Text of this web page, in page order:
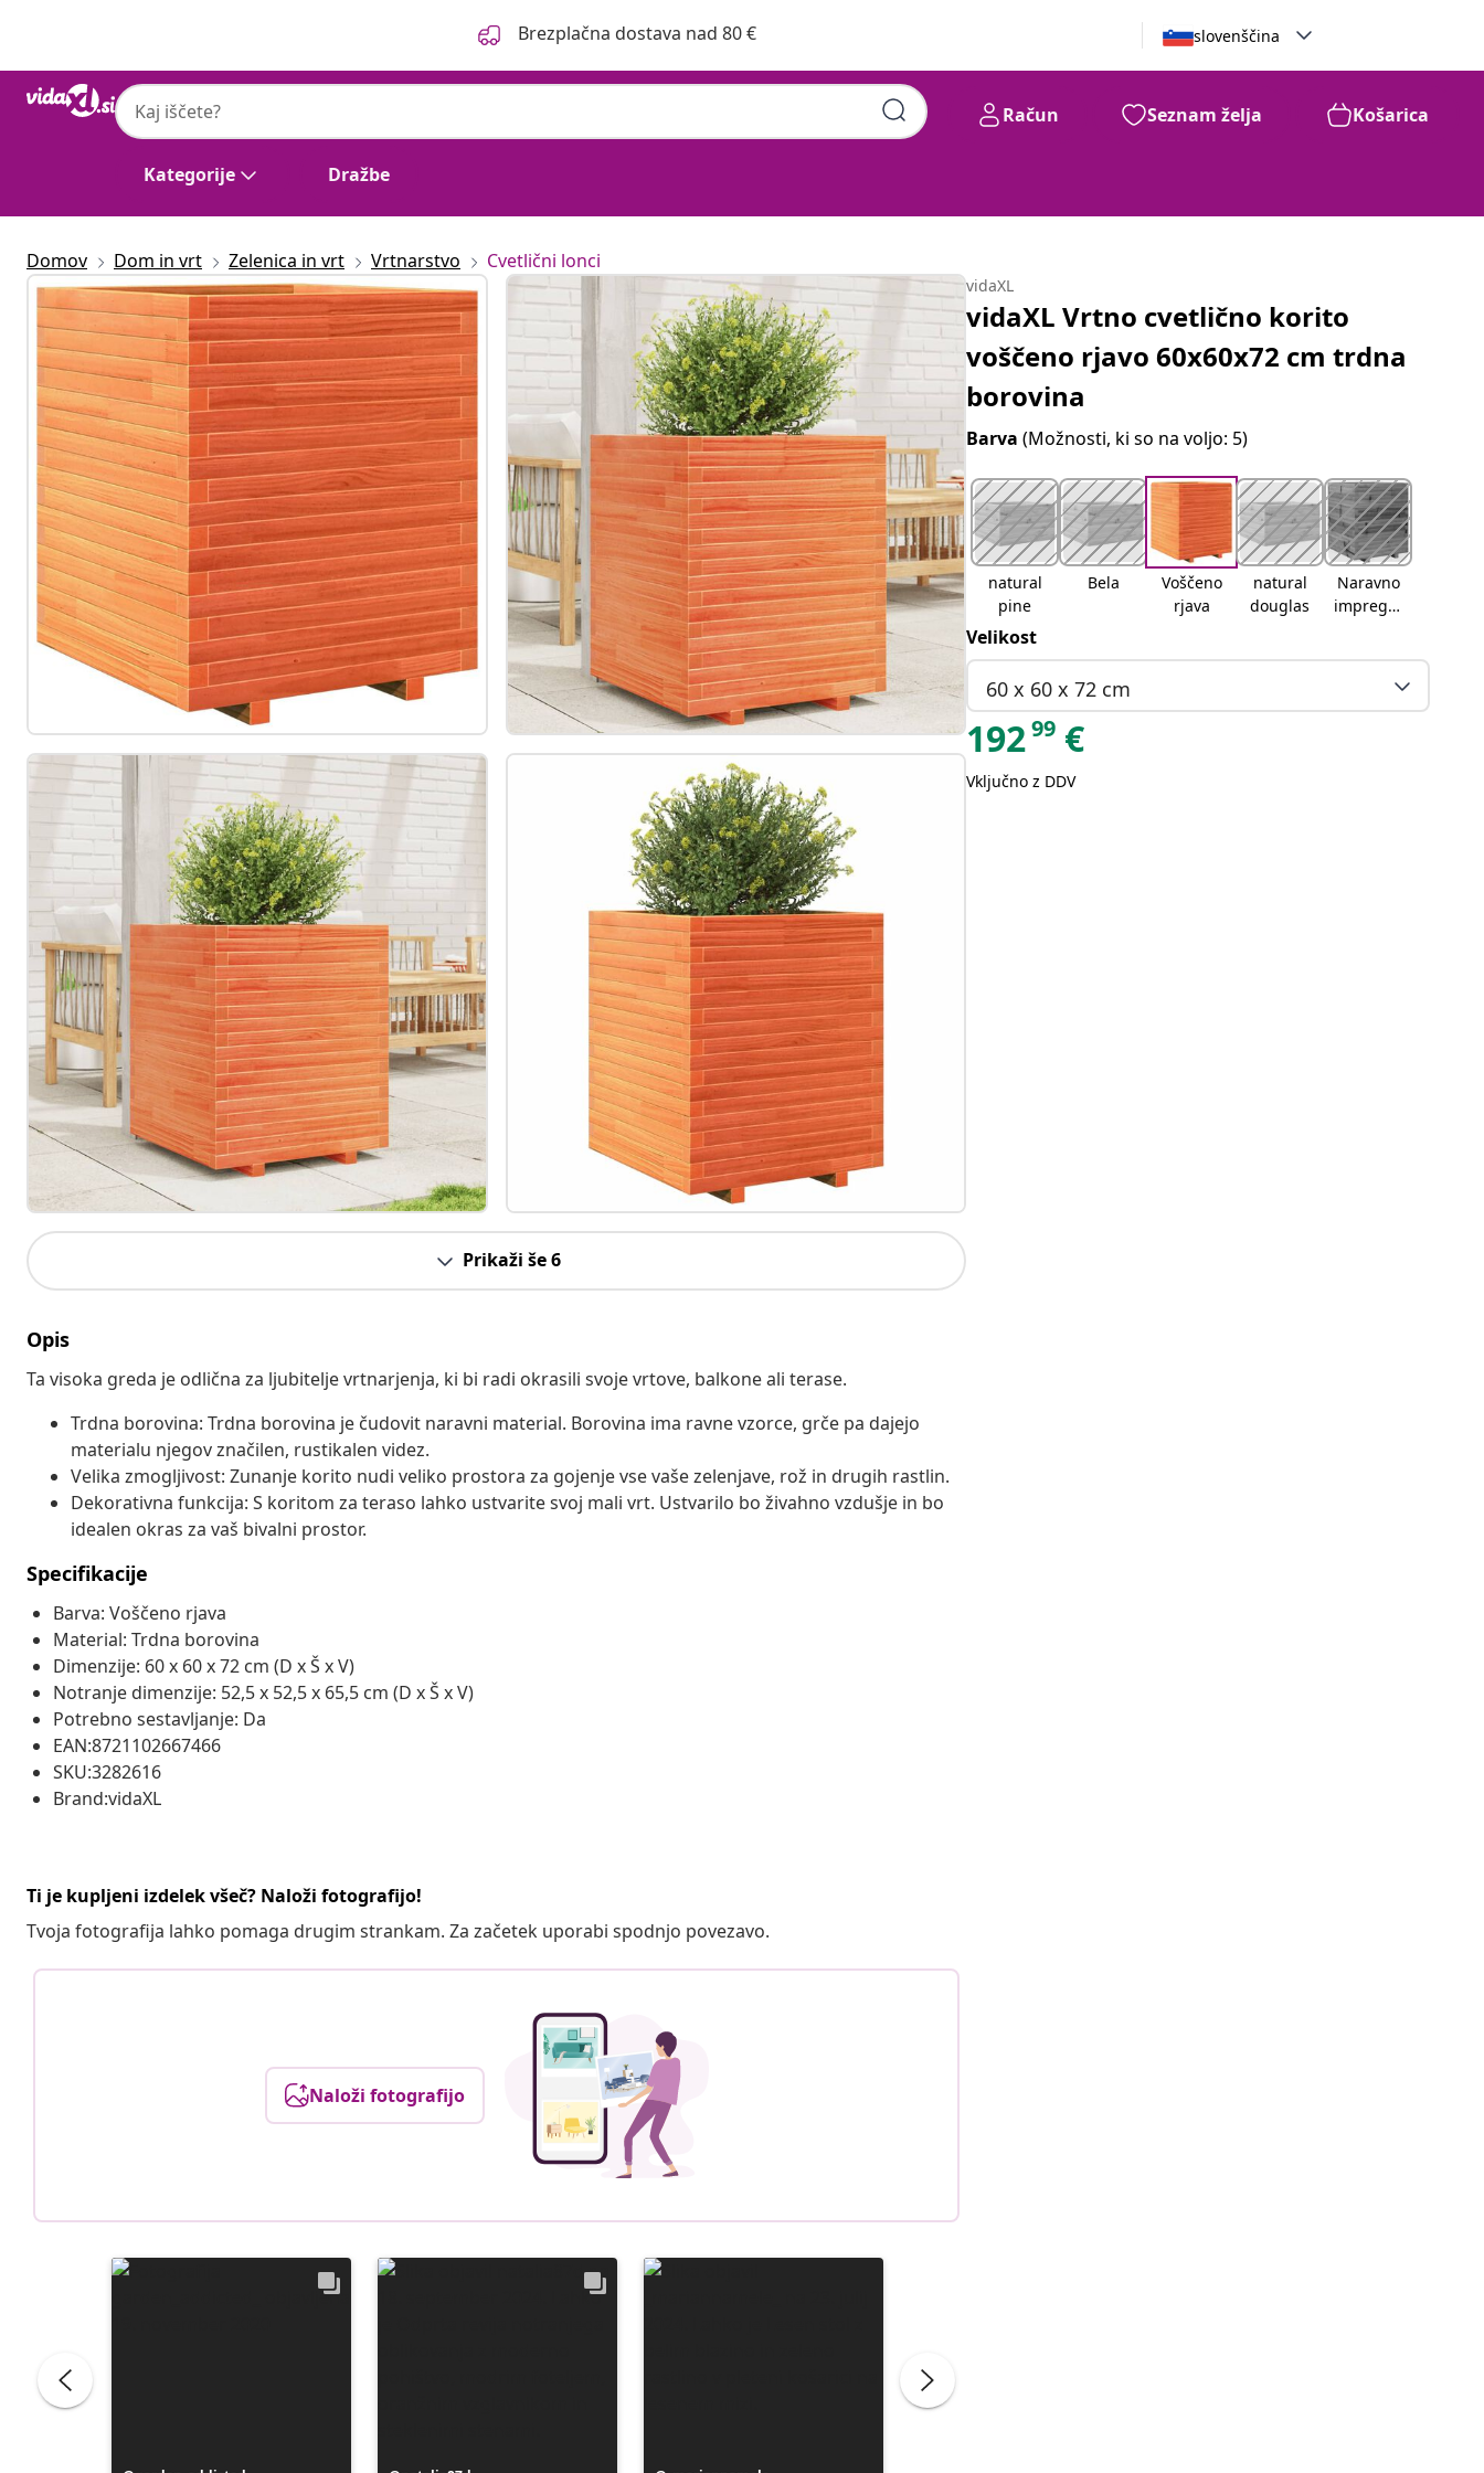
Brezplačna dostava nad 80 € slovenščina
Kategorije Dražbe
Račun Seznam želja Košarica
Domov Dom in vrt Zelenica in vrt Vrtnarstvo Cvetlični lonci
Prikaži še 6
Opis
Ta visoka greda je odlična za ljubitelje vrtnarjenja, ki bi radi okrasili svoje vrtove, balkone ali terase.
Trdna borovina: Trdna borovina je čudovit naravni material. Borovina ima ravne vzorce, grče pa dajejo
materialu njegov značilen, rustikalen videz.
Velika zmogljivost: Zunanje korito nudi veliko prostora za gojenje vse vaše zelenjave, rož in drugih rastlin.
Dekorativna funkcija: S koritom za teraso lahko ustvarite svoj mali vrt. Ustvarilo bo živahno vzdušje in bo
idealen okras za vaš bivalni prostor.
Specifikacije
Barva: Voščeno rjava
Material: Trdna borovina
Dimenzije: 60 x 60 x 72 cm (D x Š x V)
Notranje dimenzije: 52,5 x 52,5 x 65,5 cm (D x Š x V)
Potrebno sestavljanje: Da
EAN:8721102667466
SKU:3282616
Brand:vidaXL
Ti je kupljeni izdelek všeč? Naloži fotografijo!
Tvoja fotografija lahko pomaga drugim strankam. Za začetek uporabi spodnjo povezavo.
Naloži fotografijo
vidaXL
vidaXL Vrtno cvetlično korito
voščeno rjavo 60x60x72 cm trdna
borovina
Barva(Možnosti, ki so na voljo: 5)
natural
pine
Bela
Voščeno
rjava
natural
douglas
Naravno
impregni
Velikost
60 x 60 x 72 cm
19299 €
Vključno z DDV